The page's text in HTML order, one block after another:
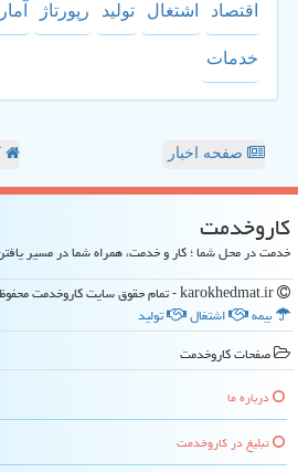
اقتصاد اشتغال تولید رپورتاژ آمار
خدمات
صفحه اخبار
كاروخدمت
خدمت در محل شما ؛ کار و خدمت، همراه شما در مسیر
بیمه
اشتغال
تولید
صفحات كاروخدمت
درباره ما
تبلیغ در كاروخدمت